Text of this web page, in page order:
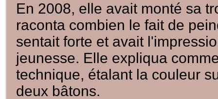
En 2008, elle avait monté sa
raconta combien le fait de
sentait forte et avait
jeunesse. Elle expliqua
technique, étalant la couleur
deux bâtons.